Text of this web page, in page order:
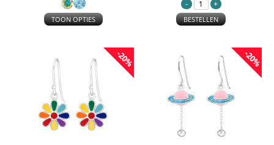
TOON OPTIES BESTELLEN
-20% -20%